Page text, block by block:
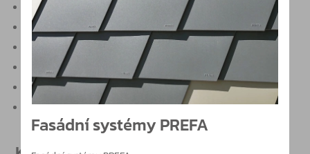
Fasádní systémy PREFA
hladký a rovný design s jasnými hranami
funkce aretace dveří v 0 poloze
maximální úhel otevření dveří 90°=poloze aretace
samozavíraní od 70° otevření dveří
2 panty v setu pro jedny dveře
povrchová úprava AL stříbrný elox (150), AL nerez elox (157)